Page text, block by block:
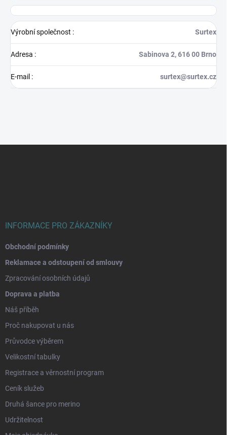
Výrobní společnost : Surtex
Adresa : Sabinova 2, 616 00 Brno
E-mail : surtex@surtex.cz
INFORMACE PRO ZÁKAZNÍKY
Obchodní podmínky
Reklamace a odstoupení od smlouvy
Zpracování osobních údajů
Doprava a platba
Náš příběh
Proč nakupovat u nás
Průvodce výběrem
Velikostní tabulky
Registrace a věrnostní program
Ceník služeb
Druhá šance pro merino
Udržitelnost